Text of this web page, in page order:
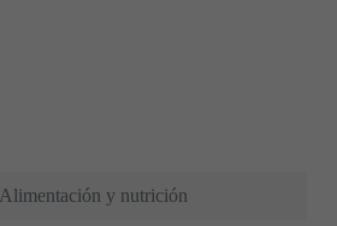
Alimentación y nutrición